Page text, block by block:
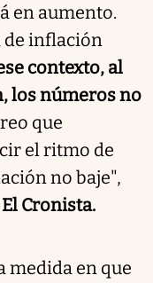
en aumento.
de inflación
contexto, al
los números no
que
el ritmo de
no baje",
El Cronista.
medida en que